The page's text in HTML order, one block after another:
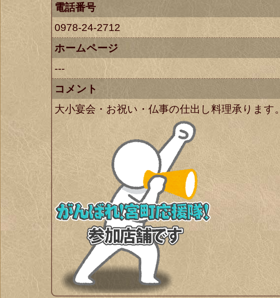
電話番号
0978-24-2712
ホームページ
---
コメント
大小宴会・お祝い・仏事の仕出し料理承ります。